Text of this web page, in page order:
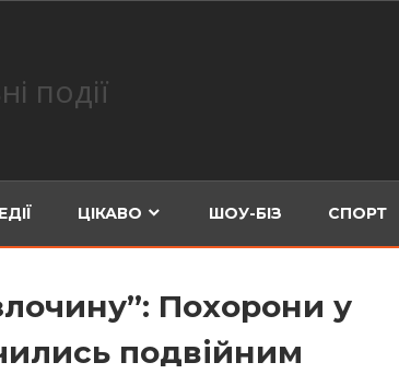
події
ЦІКАВО ШОУ-БІЗ СПОРТ
Похорони у
подвійним